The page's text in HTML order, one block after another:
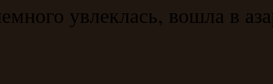
увлеклась, вошла в